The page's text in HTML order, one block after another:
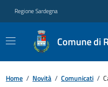
Regione Sardegna
Comune di
Home / Novità / Comunicati /